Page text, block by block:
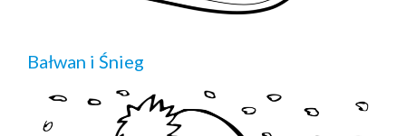
Bałwan i Śnieg